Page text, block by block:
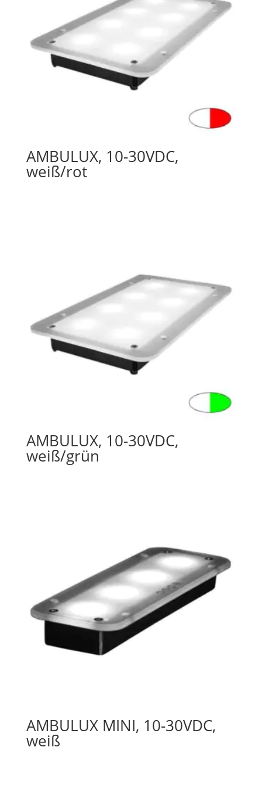
AMBULUX, 10-30VDC,
weiß/rot
AMBULUX, 10-30VDC,
weiß/grün
AMBULUX MINI, 10-30VDC,
weiß